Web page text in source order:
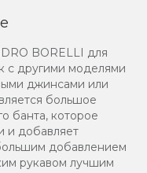
BORELLI для
с другими моделями
джинсами или
большое
банта, которое
и добавляет
добавлением
рукавом лучшим